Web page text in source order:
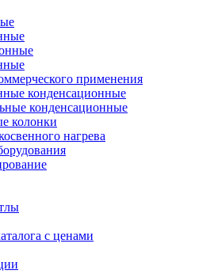
применения
конденсационные
конденсационные
колонки
нагрева
с ценами